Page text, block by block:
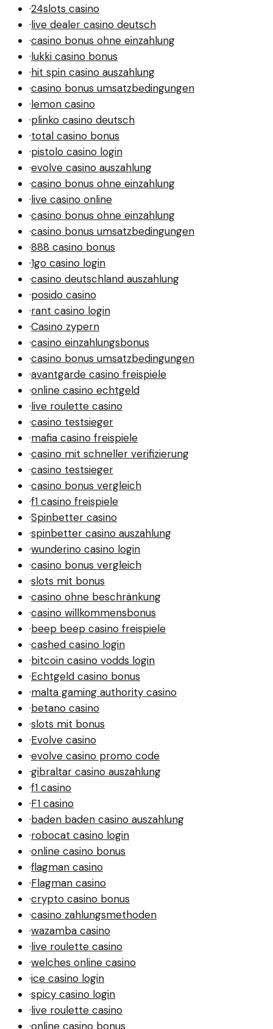
·24slots casino
·live dealer casino deutsch
·casino bonus ohne einzahlung
·lukki casino bonus
·hit spin casino auszahlung
·casino bonus umsatzbedingungen
·lemon casino
·plinko casino deutsch
·total casino bonus
·pistolo casino login
·evolve casino auszahlung
·casino bonus ohne einzahlung
·live casino online
·casino bonus ohne einzahlung
·casino bonus umsatzbedingungen
·888 casino bonus
·1go casino login
·casino deutschland auszahlung
·posido casino
·rant casino login
·Casino zypern
·casino einzahlungsbonus
·casino bonus umsatzbedingungen
·avantgarde casino freispiele
·online casino echtgeld
·live roulette casino
·casino testsieger
·mafia casino freispiele
·casino mit schneller verifizierung
·casino testsieger
·casino bonus vergleich
·f1 casino freispiele
·Spinbetter casino
·spinbetter casino auszahlung
·wunderino casino login
·casino bonus vergleich
·slots mit bonus
·casino ohne beschränkung
·casino willkommensbonus
·beep beep casino freispiele
·cashed casino login
·bitcoin casino vodds login
·Echtgeld casino bonus
·malta gaming authority casino
·betano casino
·slots mit bonus
·Evolve casino
·evolve casino promo code
·gibraltar casino auszahlung
·f1 casino
·F1 casino
·baden baden casino auszahlung
·robocat casino login
·online casino bonus
·flagman casino
·Flagman casino
·crypto casino bonus
·casino zahlungsmethoden
·wazamba casino
·live roulette casino
·welches online casino
·ice casino login
·spicy casino login
·live roulette casino
·online casino bonus